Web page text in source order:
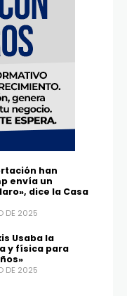
han
envía un
dice la Casa
DE 2025
Usaba la
y física para
DE 2025